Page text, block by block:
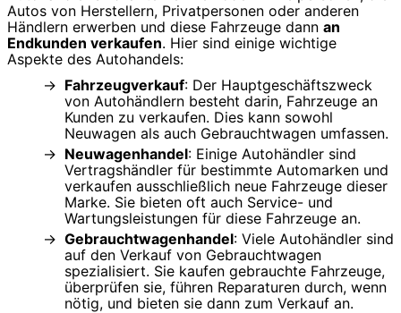
Autos von Herstellern, Privatpersonen oder anderen
Händlern erwerben und diese Fahrzeuge dann an
Endkunden verkaufen. Hier sind einige wichtige
Aspekte des Autohandels:
Fahrzeugverkauf: Der Hauptgeschäftszweck
von Autohändlern besteht darin, Fahrzeuge an
Kunden zu verkaufen. Dies kann sowohl
Neuwagen als auch Gebrauchtwagen umfassen.
Neuwagenhandel: Einige Autohändler sind
Vertragshändler für bestimmte Automarken und
verkaufen ausschließlich neue Fahrzeuge dieser
Marke. Sie bieten oft auch Service- und
Wartungsleistungen für diese Fahrzeuge an.
Gebrauchtwagenhandel: Viele Autohändler sind
auf den Verkauf von Gebrauchtwagen
spezialisiert. Sie kaufen gebrauchte Fahrzeuge,
überprüfen sie, führen Reparaturen durch, wenn
nötig, und bieten sie dann zum Verkauf an.